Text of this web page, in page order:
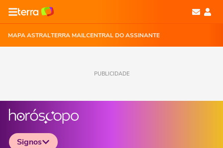
MAPA ASTRALTERRA MAILCENTRAL DO ASSINANTE
PUBLICIDADE
Signos